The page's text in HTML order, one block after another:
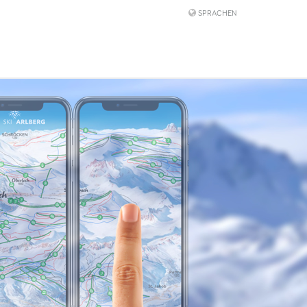
SPRACHEN